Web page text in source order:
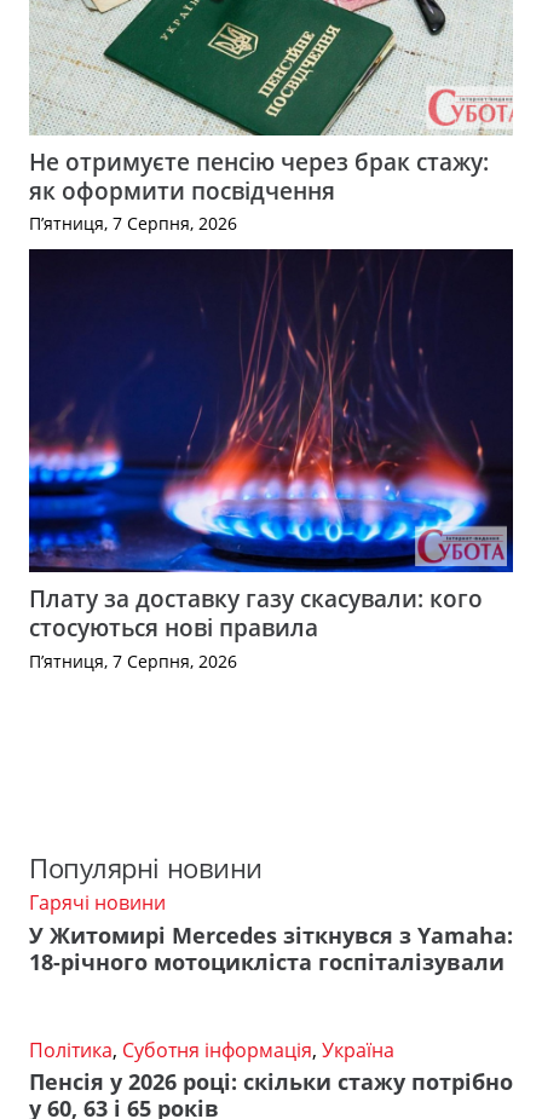
Не отримуєте пенсію через брак стажу:
як оформити посвідчення
П’ятниця, 7 Серпня, 2026
Плату за доставку газу скасували: кого
стосуються нові правила
П’ятниця, 7 Серпня, 2026
Популярні новини
Гарячі новини
У Житомирі Mercedes зіткнувся з Yamaha:
18-річного мотоцикліста госпіталізували
Політика, Суботня інформація, Україна
Пенсія у 2026 році: скільки стажу потрібно
у 60, 63 і 65 років